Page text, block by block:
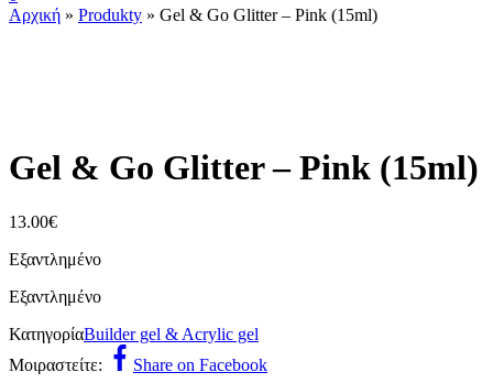
Αρχική » Produkty » Gel & Go Glitter – Pink (15ml)
Gel & Go Glitter – Pink (15ml)
13.00€
Εξαντλημένο
Εξαντλημένο
ΚατηγορίαBuilder gel & Acrylic gel
Μοιραστείτε:
Share on Facebook